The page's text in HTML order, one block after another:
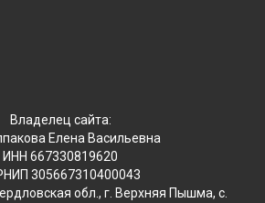
Владелец сайта:
Елена Васильевна
ИНН 667330819620
305667310400043
обл., г. Верхняя Пышма, с.